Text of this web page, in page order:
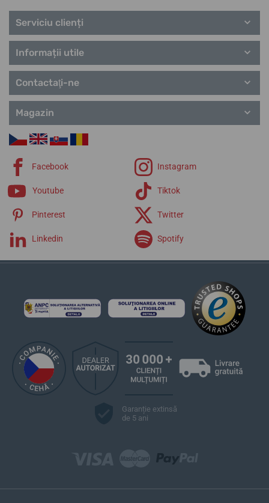
Serviciu clienți
Informații utile
Contactaţi-ne
Magazin
Facebook Instagram
Youtube Tiktok
Pinterest Twitter
Linkedin Spotify
Garanție extinsă
de 5 ani